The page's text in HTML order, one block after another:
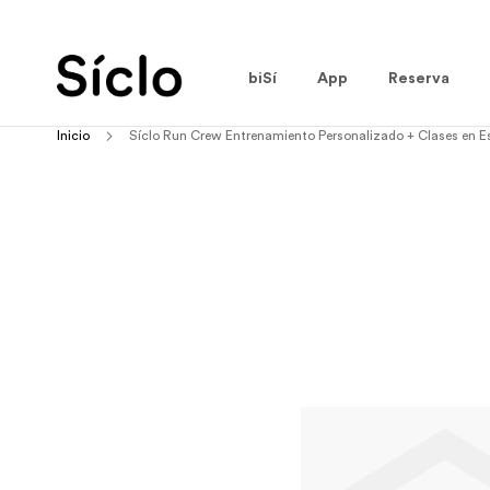
contenido
biSí App Reserva
Inicio Síclo Run Crew Entrenamiento Personalizado + Clases en